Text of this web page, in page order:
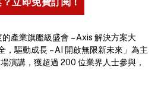
產業旗艦級盛會 – Axis 解決方案大
，驅動成長 – AI 開啟無限新未來」為主
演講，獲超過 200 位業界人士參與，